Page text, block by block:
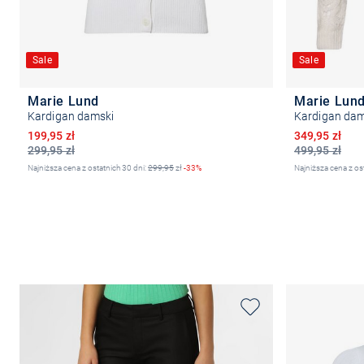
Sale
Marie Lund
Kardigan damski
299,95 zł
Obniżona cena
199,95 zł
Najniższa cena z ostatnich 30 dni:299,95zł-33%
Sale
Marie
Kardigan
499,95 zł
Obniżona
349,95 zł
Najniższa cena z